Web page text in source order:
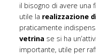
il bisogno di avere una
utile la realizzazione
praticamente
vetrina se si ha
importante, utile per